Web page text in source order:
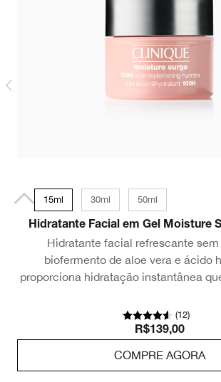
15ml 30ml 50ml
Hidratante Facial em Gel Moisture
Hidratante facial refrescante
biofermento de aloe vera e ácido
proporciona hidratação instantânea
(12)
R$139,00
COMPRE AGORA